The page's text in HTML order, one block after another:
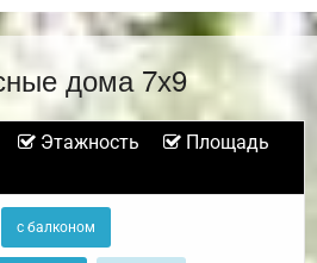
дома 7х9
Этажность
Площадь
с балконом